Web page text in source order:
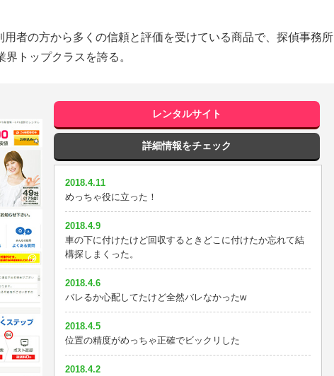
者の方から多くの信頼と評価を受けている商品で、探偵事務所
トップクラスを誇る。
レンタルサイト
詳細情報をチェック
2018.4.11
めっちゃ役に立った！
2018.4.9
車の下に付けたけど回収するときどこに付けたか忘れて結
構探しまくった。
2018.4.6
バレるか心配してたけど全然バレなかったw
2018.4.5
位置の精度がめっちゃ正確でビックリした
2018.4.2